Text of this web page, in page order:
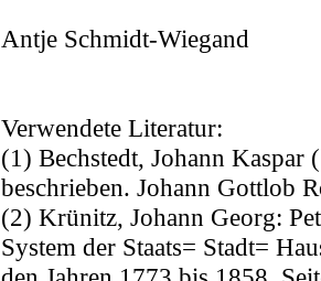
Antje Schmidt-Wiegand
Verwendete Literatur:
(1) Bechstedt, Johann
beschrieben. Johann Gottlob
(2) Krünitz, Johann Georg:
System der Staats= Stadt=